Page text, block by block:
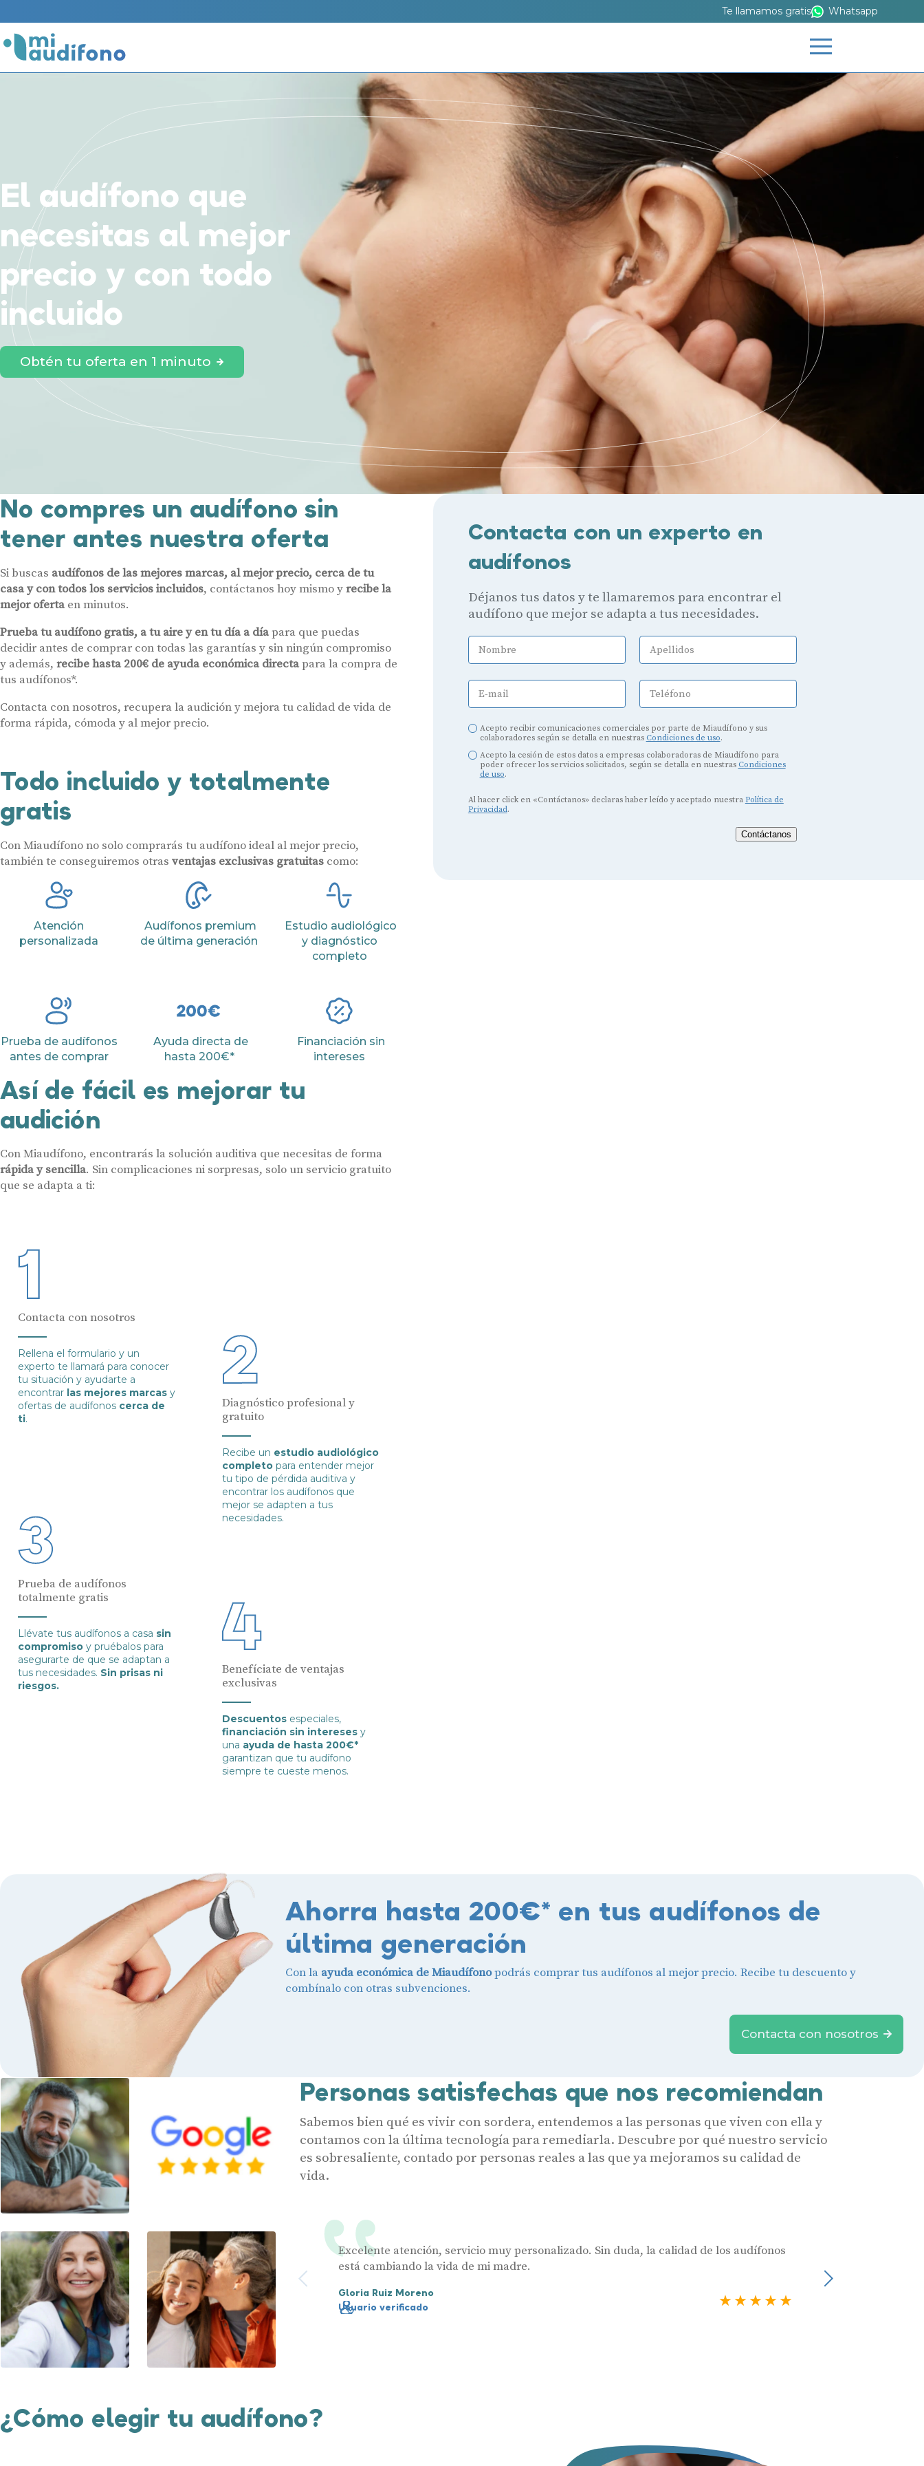
Te llamamos gratis Whatsapp
El audífono que
necesitas al mejor
precio y con todo
incluido
Obtén tu oferta en 1 minuto
Contacta con un experto en
audífonos
Déjanos tus datos y te llamaremos para encontrar el
audífono que mejor se adapta a tus necesidades.
Nombre Apellidos
E-mail Teléfono
Acepto recibir comunicaciones comerciales por parte de Miaudífono y sus
colaboradores según se detalla en nuestras Condiciones de uso.
Acepto la cesión de estos datos a empresas colaboradoras de Miaudífono para
poder ofrecer los servicios solicitados, según se detalla en nuestras Condiciones
de uso.
Al hacer click en «Contáctanos» declaras haber leído y aceptado nuestra Política de
Privacidad.
Contáctanos
No compres un audífono sin
tener antes nuestra oferta
Si buscas audífonos de las mejores marcas, al mejor precio, cerca de tu
casa y con todos los servicios incluidos, contáctanos hoy mismo yrecibe la
mejor oferta en minutos.
Prueba tu audífono gratis, a tu aire y en tu día a díapara que puedas
decidir antes de comprar con todas las garantías y sin ningún compromiso
y además, recibe hasta 200€ de ayuda económica directapara la compra de
tus audífonos*.
Contacta con nosotros, recupera la audición y mejora tu calidad de vida de
forma rápida, cómoda y al mejor precio.
Todo incluido y totalmente
gratis
Con Miaudífono no solo comprarás tu audífono ideal al mejor precio,
también te conseguiremos otras ventajas exclusivas gratuitas como:
Atención
personalizada
Audífonos premium
de última generación
Estudio audiológico
y diagnóstico
completo
Prueba de audífonos
antes de comprar
Ayuda directa de
hasta 200€*
Financiación sin
intereses
Así de fácil es mejorar tu
audición
Con Miaudífono, encontrarás la solución auditiva que necesitas de forma
rápida y sencilla. Sin complicaciones ni sorpresas, solo un servicio gratuito
que se adapta a ti:
Contacta con nosotros
Rellena el formulario y un
experto te llamará para conocer
tu situación y ayudarte a
encontrar las mejores marcasy
ofertas de audífonos cerca de
ti.
Diagnóstico profesional y
gratuito
Recibe un estudio audiológico
completo para entender mejor
tu tipo de pérdida auditiva y
encontrar los audífonos que
mejor se adapten a tus
necesidades.
Prueba de audífonos
totalmente gratis
Llévate tus audífonos a casa sin
compromisoy pruébalos para
asegurarte de que se adaptan a
tus necesidades. Sin prisas ni
riesgos.
Benefíciate de ventajas
exclusivas
Descuentos especiales,
financiación sin intereses y
una ayuda de hasta 200€*
garantizan que tu audífono
siempre te cueste menos.
Ahorra hasta 200€* en tus audífonos de
última generación
Con la ayuda económica de Miaudífonopodrás comprar tus audífonos al mejor precio. Recibe tu descuento y
combínalo con otras subvenciones.
Contacta con nosotros
Personas satisfechas que nos recomiendan
Sabemos bien qué es vivir con sordera, entendemos a las personas que viven con ella y
contamos con la última tecnología para remediarla. Descubre por qué nuestro servicio
es sobresaliente, contado por personas reales a las que ya mejoramos su calidad de
vida.
Excelente atención, servicio muy personalizado. Sin duda, la calidad de los audífonos
está cambiando la vida de mi madre.
Gloria Ruiz Moreno
Usuario verificado
Julia Castro
Anterior
¿Cómo elegir tu audífono?